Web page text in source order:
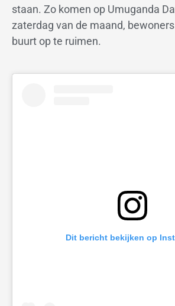
staan. Zo komen op Umuganda
zaterdag van de maand,
buurt op te ruimen.
Dit bericht bekijken op